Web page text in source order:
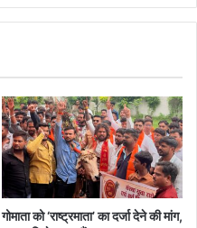
गोमाता को ‘राष्ट्रमाता’ का दर्जा देने की मांग,